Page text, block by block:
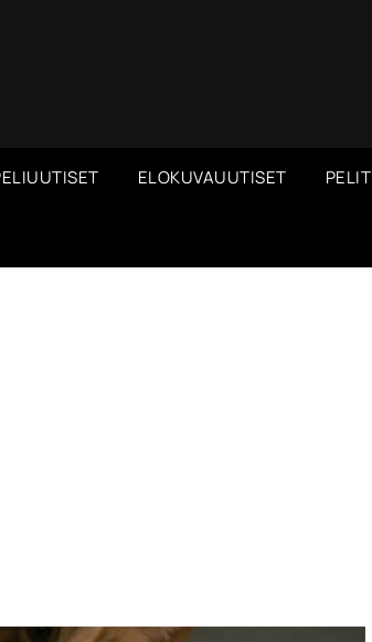
ELOKUVAUUTISET PELIT